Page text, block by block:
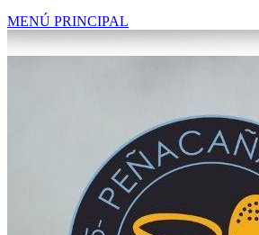
MENÚ PRINCIPAL